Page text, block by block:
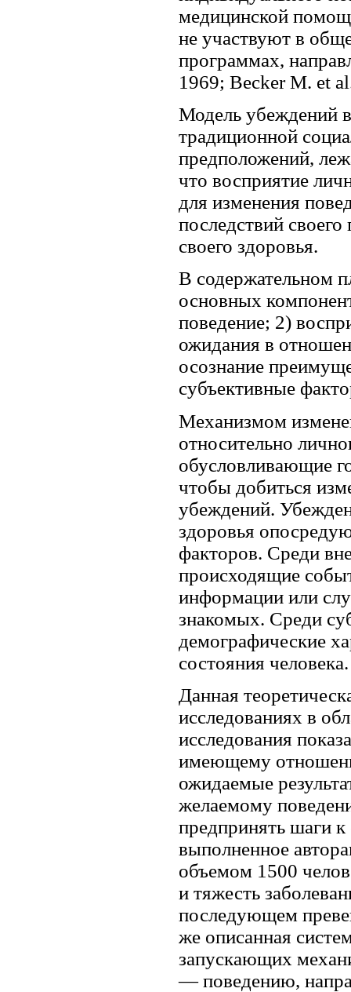
медицинской
не участвуют в
программах,
1969; Becker M. et
Модель убеждений
традиционной
предположений,
что восприятие
для изменения
последствий
своего здоровья.
В содержательном
основных
поведение; 2)
ожидания в
осознание
субъективные
Механизмом
относительно
обусловливающие
чтобы добиться
убеждений.
здоровья
факторов. Среди
происходящие
информации или
знакомых. Среди
демографические
состояния человека.
Данная
исследованиях в
исследования
имеющему
ожидаемые
желаемому
предпринять шаги
выполненное
объемом 1500
и тяжесть
последующем
же описанная
запускающих
— поведению,